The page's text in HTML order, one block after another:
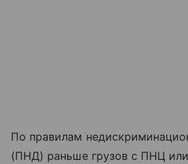
По правилам
(ПНД) раньше грузов с ПНЦ